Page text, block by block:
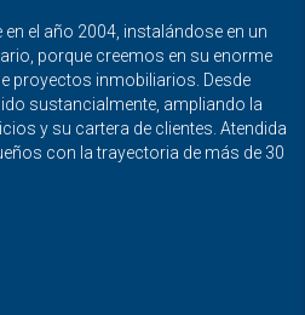
en el año 2004, instalándose en un
porque creemos en su enorme
proyectos inmobiliarios. Desde
sustancialmente, ampliando la
y su cartera de clientes. Atendida
con la trayectoria de más de 30